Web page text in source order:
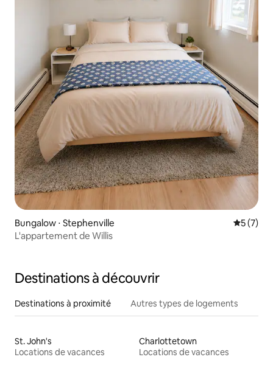
Bungalow ⋅ Stephenville
5 (7)
L'appartement de Willis
Destinations à découvrir
Destinations à proximité Autres types de logements
St. John's
Locations de vacances
Charlottetown
Locations de vacances